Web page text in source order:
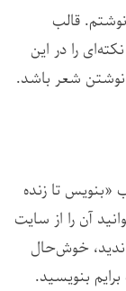
نوشتم. قالب
را در این
نوشتن شعر باشد.
«بنویس تا زنده
آن را از سایت
خوش‌حال
بنویسید.